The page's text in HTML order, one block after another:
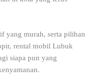
yang murah, serta pilihan
rental mobil Lubuk
siapa pun yang